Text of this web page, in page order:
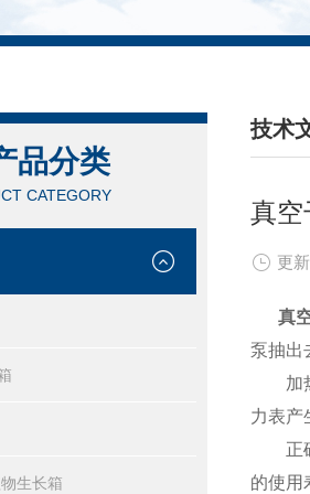
品分类
CATEGORY
生长箱
技术
/
真空
更
真
泵抽出
加热
力表产
正确
的使用